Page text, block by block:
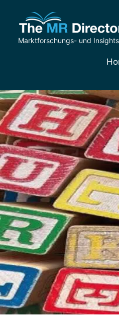
Marktforschungs- und